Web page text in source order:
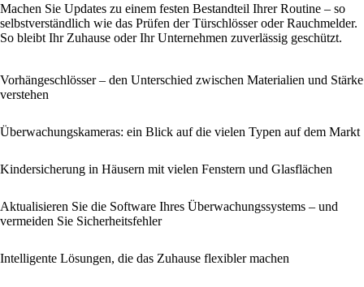
Machen Sie Updates zu einem festen Bestandteil Ihrer Routine – so
selbstverständlich wie das Prüfen der Türschlösser oder Rauchmelder.
So bleibt Ihr Zuhause oder Ihr Unternehmen zuverlässig geschützt.
Vorhängeschlösser – den Unterschied zwischen Materialien und Stärke
verstehen
Überwachungskameras: ein Blick auf die vielen Typen auf dem Markt
Kindersicherung in Häusern mit vielen Fenstern und Glasflächen
Aktualisieren Sie die Software Ihres Überwachungssystems – und
vermeiden Sie Sicherheitsfehler
Intelligente Lösungen, die das Zuhause flexibler machen